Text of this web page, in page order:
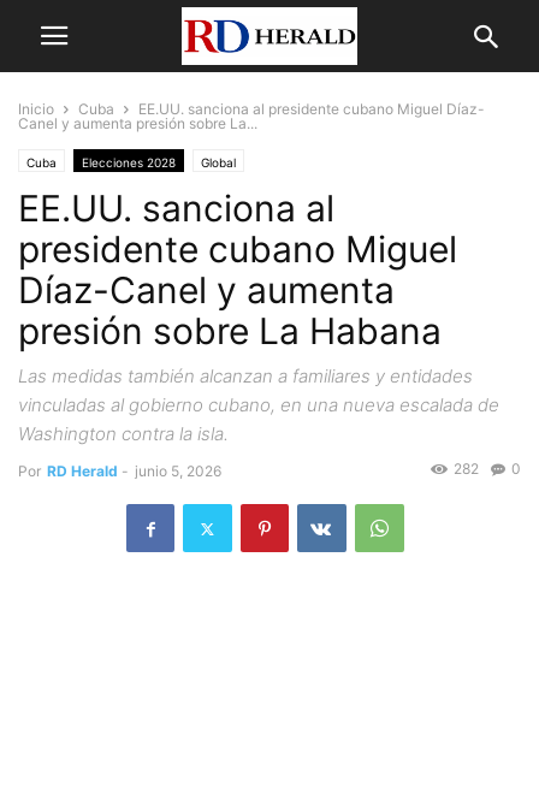
Inicio Cuba
EE.UU. sanciona al presidente cubano Miguel Díaz-
Canel y aumenta presión sobre La...
Cuba Elecciones 2028 Global
EE.UU. sanciona al
presidente cubano Miguel
Díaz-Canel y aumenta
presión sobre La Habana
Las medidas también alcanzan a familiares y entidades
vinculadas al gobierno cubano, en una nueva escalada de
Washington contra la isla.
Por RD Herald - junio 5, 2026 0
282